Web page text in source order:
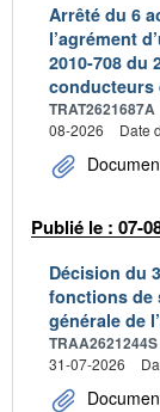
Arrêté du 6
l’agrément
2010-708 du
conducteurs
TRAT2621687A
08-2026
Date
Publié le : 07-
Décision du
fonctions de
générale de
TRAA2621244S
31-07-2026